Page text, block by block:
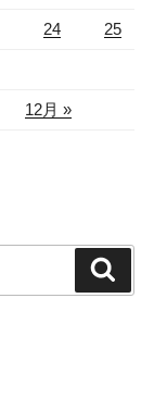
12月 »
24 25